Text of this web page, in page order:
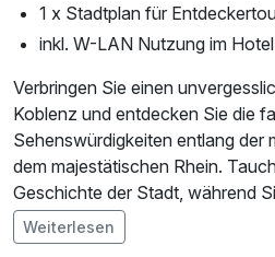
1 x Stadtplan für
inkl. W-LAN Nutzung im Hotel
Verbringen Sie einen
Koblenz und entdecken Sie die
Sehenswürdigkeiten entlang der
dem majestätischen Rhein.
Geschichte der Stadt, während
dem beeindruckenden
erkunden. Schlendern Sie durch
Im Angebot enthalten
Weiterlesen